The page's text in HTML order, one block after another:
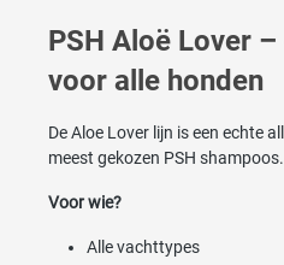
PSH Aloë Lover
voor alle honden
De Aloe Lover lijn is een echte
meest gekozen PSH shampoos.
Voor wie?
Alle vachttypes